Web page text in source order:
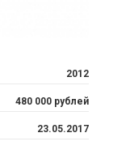
2012
480 000 рублей
23.05.2017